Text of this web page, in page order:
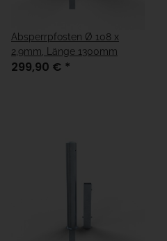
Absperrpfosten Ø 108 x
2,9mm, Länge 1300mm
299,90 € *